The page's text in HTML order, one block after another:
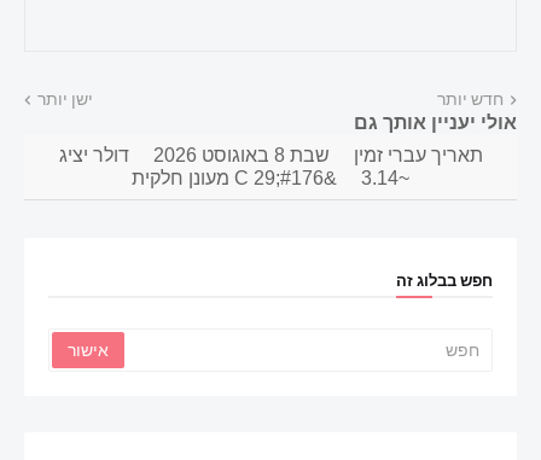
חדש יותר ישן יותר
אולי יעניין אותך גם
תאריך עברי זמין שבת 8 באוגוסט 2026
דולר יציג
~3.14
&#176;C 29 מעונן חלקית
חפש בבלוג זה